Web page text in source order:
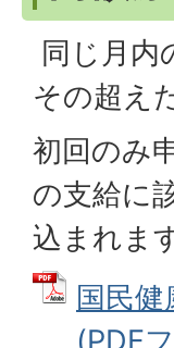
同じ月内
その超え
初回のみ
の支給に
込まれま
国民